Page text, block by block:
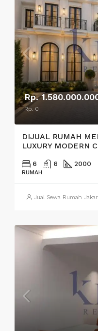
Rp.
Rp. 0
DIJUAL RUMAH
LUXURY MODERN
6 6 2000
RUMAH
Jual Sewa Rumah